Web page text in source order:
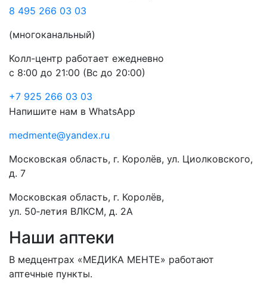
8 495 266 03 03
(многоканальный)
Колл-центр работает ежедневно
с 8:00 до 21:00 (Вс до 20:00)
+7 925 266 03 03
Напишите нам в WhatsApp
medmente@yandex.ru
Московская область, г. Королёв, ул. Циолковского,
д. 7
Московская область, г. Королёв,
ул. 50‑летия ВЛКСМ, д. 2А
Наши аптеки
В медцентрах «МЕДИКА МЕНТЕ» работают
аптечные пункты.